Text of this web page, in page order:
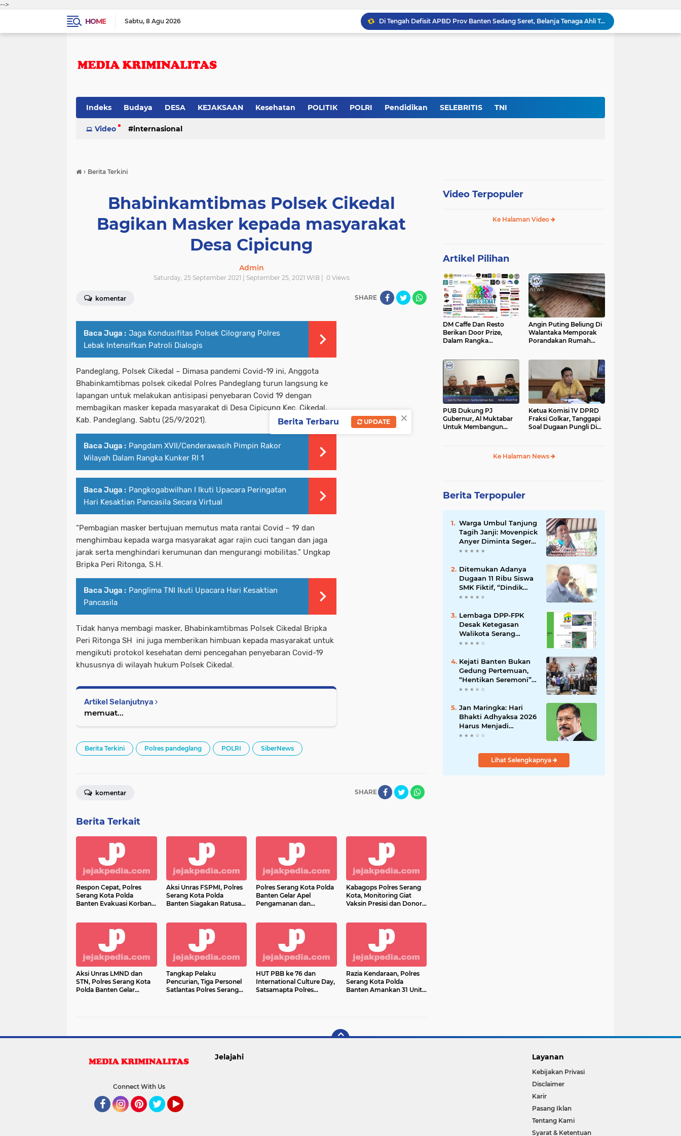
-->
HOME
Sabtu 8 Agu 2026
Di Tengah Defisit APBD Prov Banten Sedang Seret, Belanja Tenaga Ahli Tembus Rp.55,47 Miliar
Dir- Eksekutif FPK Soroti Anggaran Swakelola Dinas Pertanian Prov Banten ‘Disembunyikan’Dari SiRUP LKPP, (Cacat Transparansi)
Lembaga DPP-FPK Desak Ketegasan Walikota Serang Untuk Menghentikan Sementara Revitalisasi Alun-Alun
Indeks Budaya DESA KEJAKSAAN Kesehatan POLITIK POLRI Pendidikan SELEBRITIS TNI
Video internasional
› Berita Terkini
Bhabinkamtibmas Polsek Cikedal
Bagikan Masker kepada masyarakat
Desa Cipicung
Admin
Saturday, 25 September 2021 | September 25, 2021 WIB | 0Views
komentar SHARE
Baca Juga : Jaga Kondusifitas Polsek Cilograng Polres
Lebak Intensifkan Patroli Dialogis
Pandeglang, Polsek Cikedal – Dimasa pandemi Covid-19 ini, Anggota
Bhabinkamtibmas polsek cikedal Polres Pandeglang turun langsung ke
lapangan untuk melakukan antisipasi penyebaran Covid 19 dengan
membagikan masker kepada masyarakat di Desa Cipicung Kec. Cikedal,
Kab. Pandeglang. Sabtu (25/9/2021).
Baca Juga : Pangdam XVII/Cenderawasih Pimpin Rakor
Wilayah Dalam Rangka Kunker RI 1
Baca Juga : Pangkogabwilhan I Ikuti Upacara Peringatan
Hari Kesaktian Pancasila Secara Virtual
“Pembagian masker bertujuan memutus mata rantai Covid – 19 dan
menghimbau kepada warga masyarakat agar rajin cuci tangan dan jaga
jarak serta menghindari kerumunan dan mengurangi mobilitas.” Ungkap
Bripka Peri Ritonga, S.H.
Baca Juga : Panglima TNI Ikuti Upacara Hari Kesaktian
Pancasila
Tidak hanya membagi masker, Bhabinkamtibmas Polsek Cikedal Bripka
Peri Ritonga SH ini juga memberikan himbuan kepada masyarakat untuk
mengikuti protokol kesehatan demi pencegahan penyebaran Covid-19
khususnya di wilayah hukum Polsek Cikedal.
Artikel Selanjutnya
memuat...
Berita Terkini Polres pandeglang POLRI SiberNews
SHARE
komentar
Berita Terkait
Respon Cepat, Polres
Serang Kota Polda
Banten Evakuasi Korban
Aksi Unras FSPMI, Polres
Serang Kota Polda
Banten Siagakan Ratusan
Polres Serang Kota Polda
Banten Gelar Apel
Pengamanan dan
Kabagops Polres Serang
Kota, Monitoring Giat
Vaksin Presisi dan Donor
Aksi Unras LMND dan
STN, Polres Serang Kota
Polda Banten Gelar
Tangkap Pelaku
Pencurian, Tiga Personel
Satlantas Polres Serang
HUT PBB ke 76 dan
International Culture Day,
Satsamapta Polres
Razia Kendaraan, Polres
Serang Kota Polda
Banten Amankan 31 Unit
Video Terpopuler
Ke Halaman Video
Artikel Pilihan
DM Caffe Dan Resto
Berikan Door Prize,
Dalam Rangka
Angin Puting Beliung Di
Walantaka Memporak
Porandakan Rumah
PUB Dukung PJ
Gubernur, Al Muktabar
Untuk Membangun
Ketua Komisi 1V DPRD
Fraksi Golkar, Tanggapi
Soal Dugaan Pungli Di
Ke Halaman News
Berita Terpopuler
Warga Umbul Tanjung
Tagih Janji: Movenpick
Anyer Diminta Segera
Buka Akses Jalan Ke
Ditemukan Adanya
Dugaan 11 Ribu Siswa
SMK Fiktif, “Dindik
Banten Bungkam
Lembaga DPP-FPK
Desak Ketegasan
Walikota Serang
Untuk Menghentikan
Alun-Alun
Kejati Banten Bukan
Gedung Pertemuan,
“Hentikan Seremoni”
Fokus Tuntaskan
Jan Maringka: Hari
Bhakti Adhyaksa 2026
Harus Menjadi
Momentum Reformasi
Lihat Selengkapnya
Connect With Us
Jelajahi Layanan
Kebijakan Privasi
Disclaimer
Karir
Pasang Iklan
Tentang Kami
Syarat & Ketentuan
×
Berita Terbaru UPDATE